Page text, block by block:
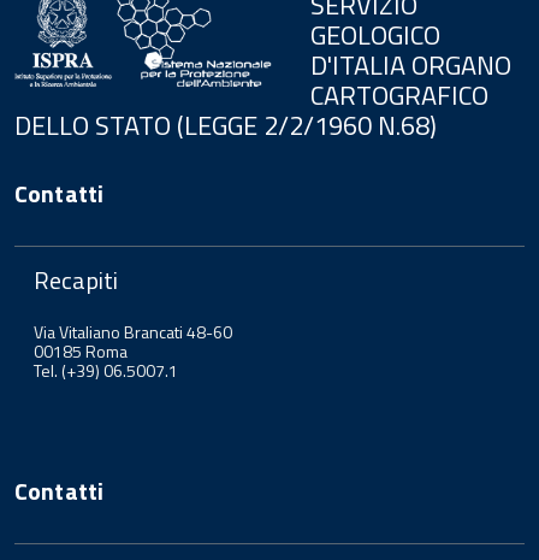
GEOLOGICO
D'ITALIA ORGANO
CARTOGRAFICO
DELLO STATO (LEGGE 2/2/1960 N.68)
Contatti
Recapiti
Via Vitaliano Brancati 48-60
00185 Roma
Tel. (+39) 06.5007.1
Contatti